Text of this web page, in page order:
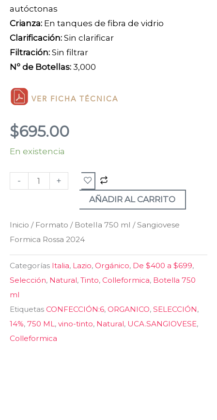
autóctonas
Crianza: En tanques de fibra de vidrio
Clarificación: Sin clarificar
Filtración: Sin filtrar
Nº de Botellas: 3,000
VER FICHA TÉCNICA
$695.00
En existencia
-
Sangiovese
Rossa
+
AÑADIR AL CARRITO
Inicio / Formato / Botella 750 ml / Sangiovese
Formica Rossa 2024
Categorías Italia, Lazio, Orgánico, De $400 a $699,
Selección, Natural, Tinto, Colleformica, Botella 750
ml
Etiquetas CONFECCIÓN:6, ORGANICO, SELECCIÓN,
14%, 750 ML, vino-tinto, Natural, UCA.SANGIOVESE,
Colleformica